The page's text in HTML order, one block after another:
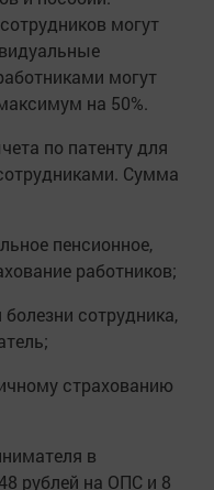
могут
могут
на 50%.
по патенту для
Сумма
пенсионное,
работников;
сотрудника,
страхованию
в
рублей на ОПС и 8